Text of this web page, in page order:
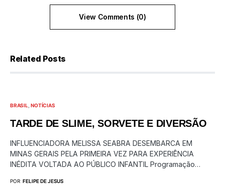
View Comments (0)
Related Posts
BRASIL NOTÍCIAS
TARDE DE SLIME, SORVETE E DIVERSÃO
INFLUENCIADORA MELISSA SEABRA DESEMBARCA EM
MINAS GERAIS PELA PRIMEIRA VEZ PARA EXPERIÊNCIA
INÉDITA VOLTADA AO PÚBLICO INFANTIL Programação…
POR FELIPE DE JESUS